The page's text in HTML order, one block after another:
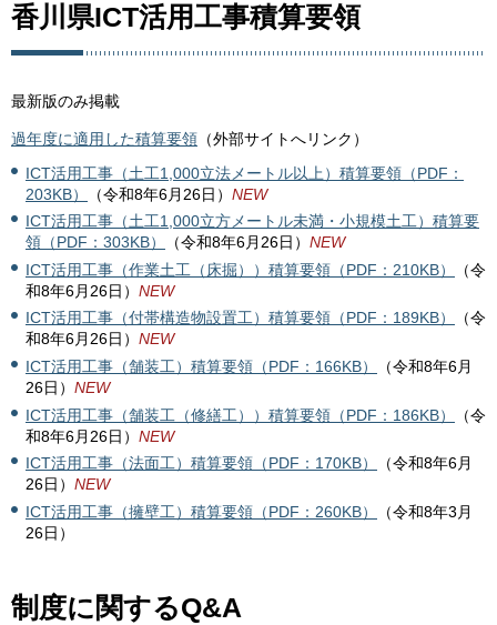
香川県ICT活用工事積算要領
最新版のみ掲載
過年度に適用した積算要領 （外部サイトへリンク）
ICT活用工事（土工1,000立法メートル以上）積算要領（PDF：
203KB）
（令和8年6月26日） NEW
ICT活用工事（土工1,000立方メートル未満・小規模土工）積算要
領（PDF：303KB）
（令和8年6月26日） NEW
ICT活用工事（作業土工（床掘））積算要領（PDF：210KB）
（令
和8年6月26日） NEW
ICT活用工事（付帯構造物設置工）積算要領（PDF：189KB）
（令
和8年6月26日） NEW
ICT活用工事（舗装工）積算要領（PDF：166KB）
（令和8年6月
26日） NEW
ICT活用工事（舗装工（修繕工））積算要領（PDF：186KB）
（令
和8年6月26日） NEW
ICT活用工事（法面工）積算要領（PDF：170KB）
（令和8年6月
26日） NEW
ICT活用工事（擁壁工）積算要領（PDF：260KB）
（令和8年3月
26日）
制度に関するQ&A